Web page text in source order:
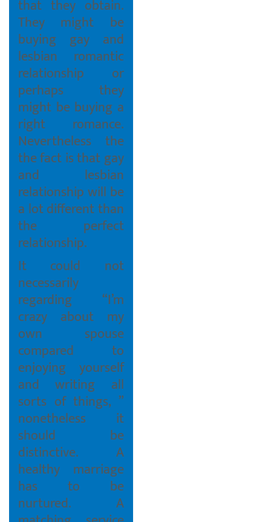
that they obtain.
They might be
buying gay and
lesbian romantic
relationship or
perhaps they
might be buying a
right romance.
Nevertheless the
the fact is that gay
and lesbian
relationship will be
a lot different than
the perfect
relationship.
It could not
necessarily
regarding “I’m
crazy about my
own spouse
compared to
enjoying yourself
and writing all
sorts of things, ”
nonetheless it
should be
distinctive. A
healthy marriage
has to be
nurtured. A